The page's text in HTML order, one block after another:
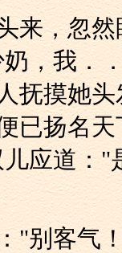
忽然
，我．
抚摸她
已扬名
应道："
客气！"